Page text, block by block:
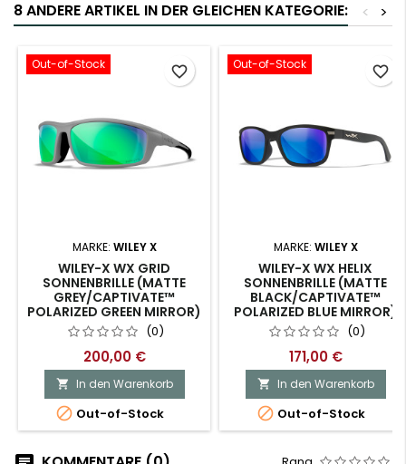
8 ANDERE ARTIKEL IN DER GLEICHEN KATEGORIE: >
<
Out-of-Stock
MARKE: WILEY X
WILEY-X WX GRID
SONNENBRILLE (MATTE
GREY/CAPTIVATE™
POLARIZED GREEN MIRROR)
(0)
200,00 €
 In den Warenkorb
 Out-of-Stock
favorite_border Out-of-Stock
MARKE: WILEY X
WILEY-X WX HELIX
SONNENBRILLE (MATTE
BLACK/CAPTIVATE™
POLARIZED BLUE MIRROR)
(0)
171,00 €
 In den Warenkorb
 Out-of-Stock
favorite_border